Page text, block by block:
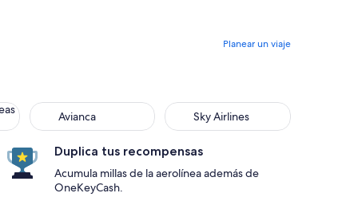
Planear un viaje
Avianca
Avianca Sky Airlines
Sky Airlines
Duplica tus recompensas
Acumula millas de la aerolínea además de
OneKeyCash.